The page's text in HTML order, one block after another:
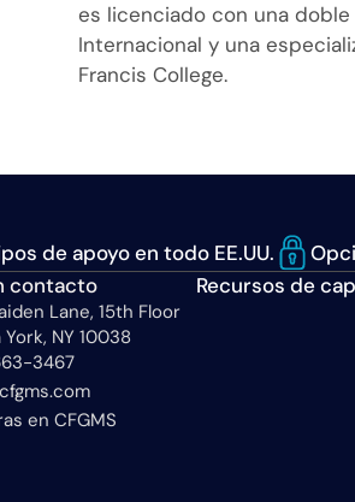
es licenciado con una doble
Internacional y una
Francis College.
de apoyo en todo EE.UU.
contacto
Lane, 15th Floor
York, NY 10038
3467
en CFGMS
Recursos de